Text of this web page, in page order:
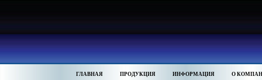
ГЛАВНАЯ ПРОДУКЦИЯ ИНФОРМАЦИЯ О